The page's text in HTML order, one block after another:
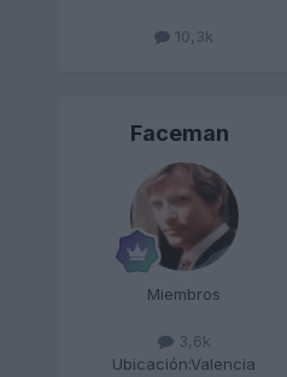
10,3k
Faceman
Miembros
3,6k
Ubicación:Valencia